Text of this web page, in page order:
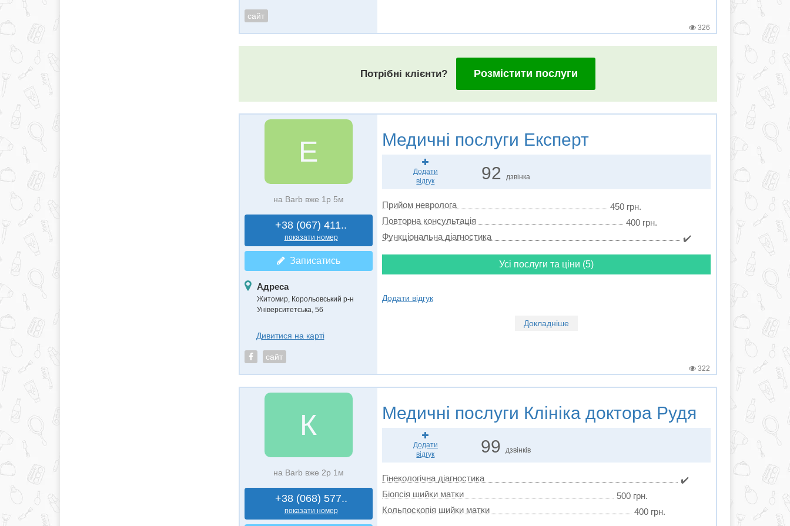
сайт
326
Потрібні клієнти? Розмістити послуги
Е
на Barb вже 1р 5м
+38 (067) 411..
показати номер
Записатись
Адреса
Житомир, Корольовський р-н
Університетська, 56
Дивитися на карті
сайт
Медичні послуги Експерт
Додати
відгук
92 дзвінка
Прийом невролога
450 грн.
Повторна консультація
400 грн.
Функціональна діагностика
✔️
Усі послуги та ціни (5)
Додати відгук
Докладніше
322
К
на Barb вже 2р 1м
+38 (068) 577..
показати номер
Медичні послуги Клініка доктора Рудя
Додати
відгук
99 дзвінків
Гінекологічна діагностика
✔️
Біопсія шийки матки
500 грн.
Кольпоскопія шийки матки
400 грн.